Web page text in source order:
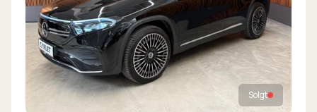
Solgt